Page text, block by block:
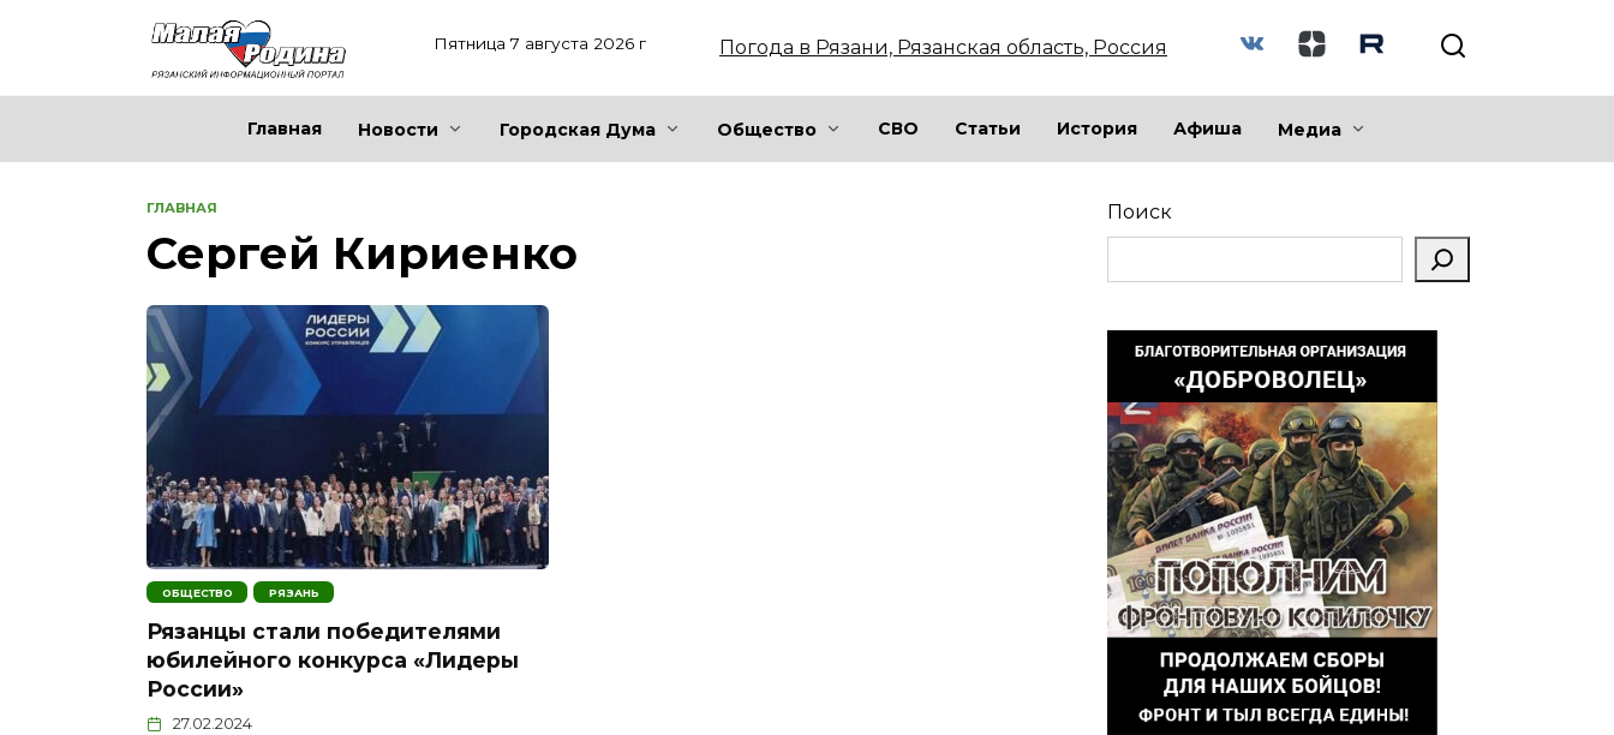
Пятница 7 августа 2026 г Погода в Рязани, Рязанская область, Россия
Главная Новости Городская Дума Общество СВО Статьи История Афиша Медиа
ГЛАВНАЯ
Сергей Кириенко
ОБЩЕСТВО РЯЗАНЬ
Рязанцы стали победителями
юбилейного конкурса «Лидеры
России»
27.02.2024
Поиск